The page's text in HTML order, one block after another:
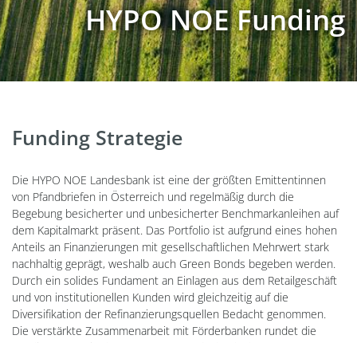
HYPO NOE Funding
Funding Strategie
Die HYPO NOE Landesbank ist eine der größten Emittentinnen
von Pfandbriefen in Österreich und regelmäßig durch die
Begebung besicherter und unbesicherter Benchmarkanleihen auf
dem Kapitalmarkt präsent. Das Portfolio ist aufgrund eines hohen
Anteils an Finanzierungen mit gesellschaftlichen Mehrwert stark
nachhaltig geprägt, weshalb auch Green Bonds begeben werden.
Durch ein solides Fundament an Einlagen aus dem Retailgeschäft
und von institutionellen Kunden wird gleichzeitig auf die
Diversifikation der Refinanzierungsquellen Bedacht genommen.
Die verstärkte Zusammenarbeit mit Förderbanken rundet die